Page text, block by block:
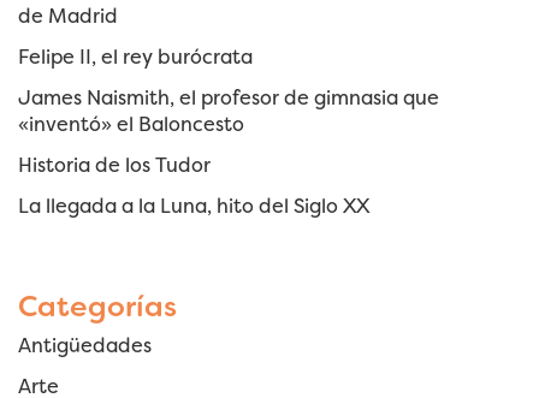
de Madrid
Felipe II, el rey burócrata
James Naismith, el profesor de gimnasia que
«inventó» el Baloncesto
Historia de los Tudor
La llegada a la Luna, hito del Siglo XX
Categorías
Antigüedades
Arte